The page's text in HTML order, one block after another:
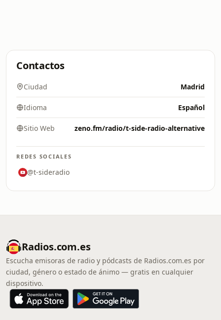
Contactos
Ciudad Madrid
Idioma Español
Sitio Web zeno.fm/radio/t-side-radio-alternative
REDES SOCIALES
@t-sideradio
Radios.com.es
Escucha emisoras de radio y pódcasts de Radios.com.es por
ciudad, género o estado de ánimo — gratis en cualquier
dispositivo.